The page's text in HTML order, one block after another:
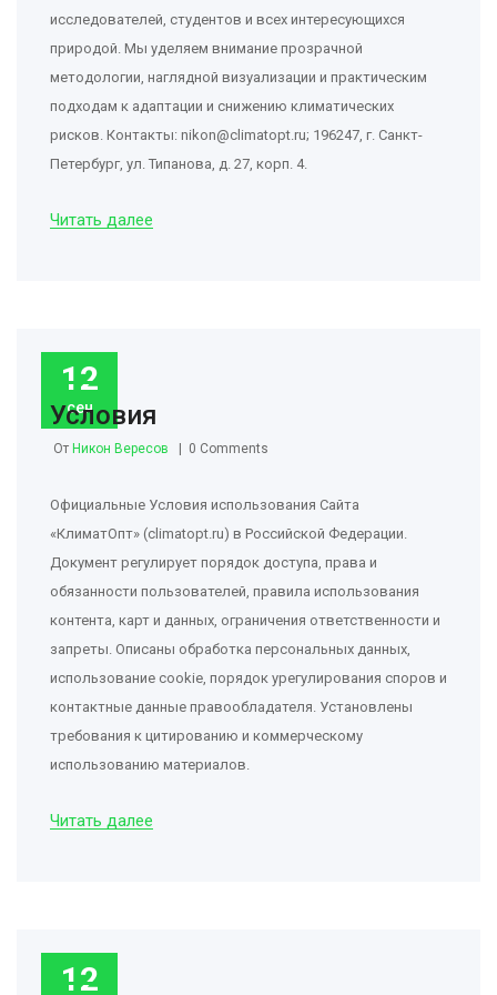
исследователей, студентов и всех интересующихся
природой. Мы уделяем внимание прозрачной
методологии, наглядной визуализации и практическим
подходам к адаптации и снижению климатических
рисков. Контакты: nikon@climatopt.ru; 196247, г. Санкт-
Петербург, ул. Типанова, д. 27, корп. 4.
Читать далее
12
сен
Условия
От Никон Вересов 0 Comments
Официальные Условия использования Сайта
«КлиматОпт» (climatopt.ru) в Российской Федерации.
Документ регулирует порядок доступа, права и
обязанности пользователей, правила использования
контента, карт и данных, ограничения ответственности и
запреты. Описаны обработка персональных данных,
использование cookie, порядок урегулирования споров и
контактные данные правообладателя. Установлены
требования к цитированию и коммерческому
использованию материалов.
Читать далее
12